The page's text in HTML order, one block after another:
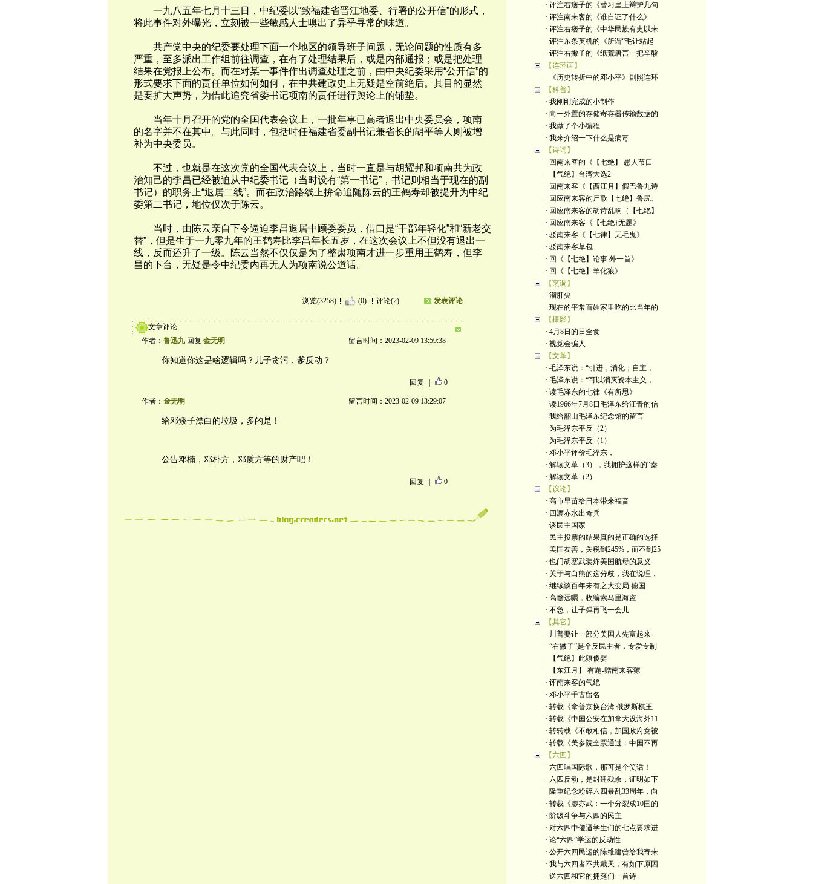
一九八五年七月十三日，中纪委以“致福建省晋江地委、行署的公开信”的形式，
将此事件对外曝光，立刻被一些敏感人士嗅出了异乎寻常的味道。
共产党中央的纪委要处理下面一个地区的领导班子问题，无论问题的性质有多
严重，至多派出工作组前往调查，在有了处理结果后，或是内部通报；或是把处理
结果在党报上公布。而在对某一事件作出调查处理之前，由中央纪委采用“公开信”的
形式要求下面的责任单位如何如何，在中共建政史上无疑是空前绝后。其目的显然
是要扩大声势，为借此追究省委书记项南的责任进行舆论上的铺垫。
当年十月召开的党的全国代表会议上，一批年事已高者退出中央委员会，项南
的名字并不在其中。与此同时，包括时任福建省委副书记兼省长的胡平等人则被增
补为中央委员。
不过，也就是在这次党的全国代表会议上，当时一直是与胡耀邦和项南共为政
治知己的李昌已经被迫从中纪委书记（当时设有“第一书记”，书记则相当于现在的副
书记）的职务上“退居二线”。而在政治路线上拚命追随陈云的王鹤寿却被提升为中纪
委第二书记，地位仅次于陈云。
当时，由陈云亲自下令逼迫李昌退居中顾委委员，借口是“干部年轻化”和“新老交
替”，但是生于一九零九年的王鹤寿比李昌年长五岁，在这次会议上不但没有退出一
线，反而还升了一级。陈云当然不仅仅是为了整肃项南才进一步重用王鹤寿，但李
昌的下台，无疑是令中纪委内再无人为项南说公道话。
浏览(3258) (0) 评论(2) 发表评论
文章评论
作者： 鲁迅九回复 金无明 留言时间：2023-02-09 13:59:38
你知道你这是啥逻辑吗？儿子贪污，爹反动？
回复 0
作者： 金无明 留言时间：2023-02-09 13:29:07
给邓矮子漂白的垃圾，多的是！
公告邓楠，邓朴方，邓质方等的财产吧！
回复 0
· 评注右痞子的《替习皇上辩护几句
· 评注南来客的《谁自证了什么》
· 评注右痞子的《中华民族有史以来
· 评注东条英机的《所谓“毛让站起
· 评注右撇子的《纸荒唐言一把辛酸
【连环画】
· 《历史转折中的邓小平》剧照连环
【科普】
· 我刚刚完成的小制作
· 向一外置的存储寄存器传输数据的
· 我做了个小编程
· 我来介绍一下什么是病毒
【诗词】
· 回南来客的《【七绝】 愚人节口
· 【气绝】台湾大选2
· 回南来客《【西江月】假巴鲁九诗
· 回应南来客的尸歌【七绝】鲁尻、
· 回应南来客的胡诗乱响（【七绝】
· 回应南来客《【七绝}无题》
· 驳南来客《【七律】无毛鬼》
· 驳南来客草包
· 回《【七绝】论事 外一首》
· 回《【七绝】羊化狼》
【烹调】
· 溜肝尖
· 现在的平常百姓家里吃的比当年的
【摄影】
· 4月8日的日全食
· 视觉会骗人
【文革】
· 毛泽东说：“引进，消化；自主，
· 毛泽东说：“可以消灭资本主义，
· 读毛泽东的七律《有所思》
· 读1966年7月8日毛泽东给江青的信
· 我给韶山毛泽东纪念馆的留言
· 为毛泽东平反（2）
· 为毛泽东平反（1）
· 邓小平评价毛泽东，
· 解读文革（3），我拥护这样的“秦
· 解读文革（2）
【议论】
· 高市早苗给日本带来福音
· 四渡赤水出奇兵
· 谈民主国家
· 民主投票的结果真的是正确的选择
· 美国友善，关税到245%，而不到25
· 也门胡塞武装炸美国航母的意义
· 关于与白熊的这分歧，我在说理，
· 继续谈百年未有之大变局 德国
· 高瞻远瞩，收编索马里海盗
· 不急，让子弹再飞一会儿
【其它】
· 川普要让一部分美国人先富起来
· “右撇子”是个反民主者，专爱专制
· 【气绝】此獠傻婴
· 【东江月】 有题-赠南来客獠
· 评南来客的气绝
· 邓小平千古留名
· 转载《拿普京换台湾 俄罗斯棋王
· 转载《中国公安在加拿大设海外11
· 转转载《不敢相信，加国政府竟被
· 转载《美参院全票通过：中国不再
【六四】
· 六四唱国际歌，那可是个笑话！
· 六四反动，是封建残余，证明如下
· 隆重纪念粉碎六四暴乱33周年，向
· 转载《廖亦武：一个分裂成10国的
· 阶级斗争与六四的民主
· 对六四中傻逼学生们的七点要求进
· 论“六四”学运的反动性
· 公开六四民运的陈维建曾给我寄来
· 我与六四者不共戴天，有如下原因
· 送六四和它的拥趸们一首诗